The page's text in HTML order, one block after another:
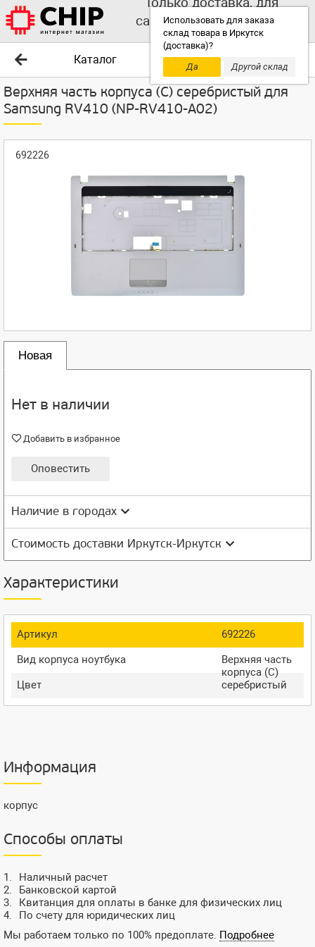
Использовать для заказа
склад товара в Иркутск
(доставка)?
Да
Другой склад
самовывоза выбирайте
другой склад!
Каталог
Верхняя часть корпуса (C) серебристый для
Samsung RV410 (NP-RV410-A02)
692226
Новая
Нет в наличии
Добавить в избранное
Оповестить
Наличие в городах
Стоимость доставки Иркутск-Иркутск
Характеристики
Артикул
692226
Вид корпуса ноутбука
Верхняя часть
корпуса (C)
Цвет
серебристый
Информация
корпус
Способы оплаты
Наличный расчет
Банковской картой
Квитанция для оплаты в банке для физических лиц
По счету для юридических лиц
Мы работаем только по 100% предоплате. Подробнее